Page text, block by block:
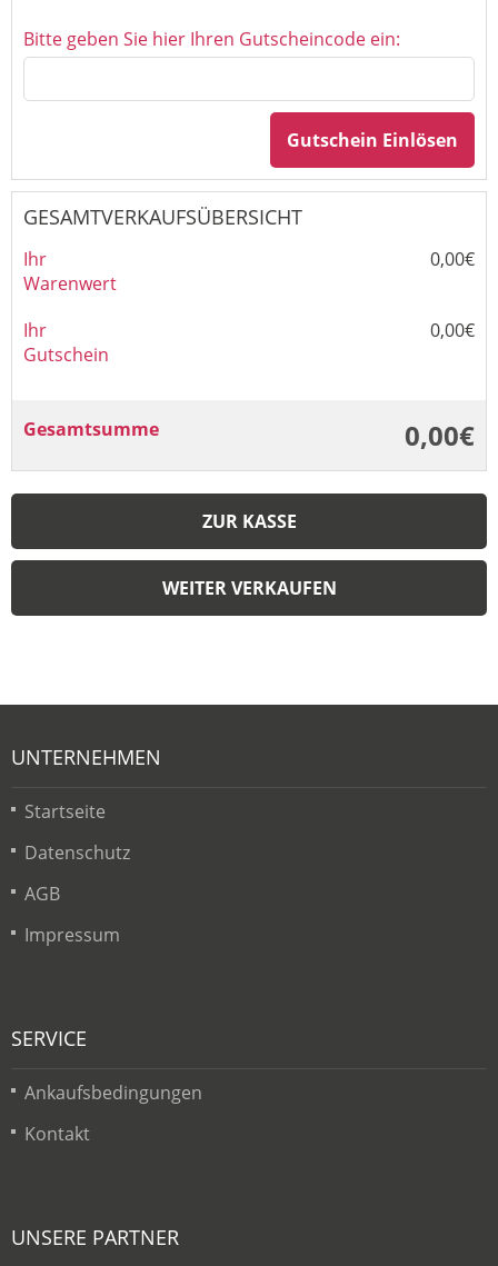
Bitte geben Sie hier Ihren Gutscheincode ein:
Gutschein Einlösen
GESAMTVERKAUFSÜBERSICHT
Ihr
Warenwert
0,00€
Ihr
Gutschein
0,00€
Gesamtsumme 0,00€
ZUR KASSE
WEITER VERKAUFEN
UNTERNEHMEN
Startseite
Datenschutz
AGB
Impressum
SERVICE
Ankaufsbedingungen
Kontakt
UNSERE PARTNER